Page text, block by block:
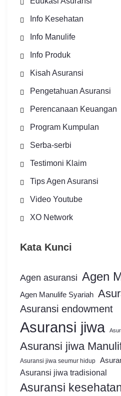
Info Kesehatan
Info Manulife
Info Produk
Kisah Asuransi
Pengetahuan Asuransi
Perencanaan Keuangan
Program Kumpulan
Serba-serbi
Testimoni Klaim
Tips Agen Asuransi
Video Youtube
XO Network
Kata Kunci
Agen asuransi Agen
Agen Manulife Syariah
Asuransi endowment
Asuransi jiwa
Asuransi jiwa
Asuransi jiwa seumur hidup
Asuransi jiwa tradisional
Asuransi